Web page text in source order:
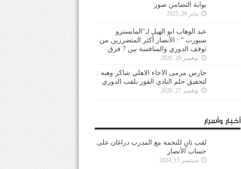
بوابة التضامن صور
يناير 26, 2025
عبد الوهاب ابو الهيل لـ”المايسترو
سبورت ” : الأنصار أكثر المتضررين من
توقف الدوري والمنافسة بين 7 فرق
نوفمبر 29, 2020
حارس مرمى الاخاء الاهلي شاكر وهبه :
لتحقيق حلم النادي الفوز بلقب الدوري
نوفمبر 27, 2020
أخبار وأسرار
لقب ثانٍ للنجمة مع المدرب دراغان على
حساب الأنصار
سبتمبر 15, 2024